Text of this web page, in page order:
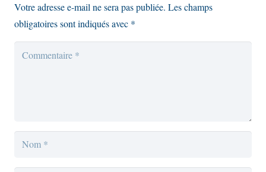
Votre adresse e-mail ne sera pas publiée. Les champs
obligatoires sont indiqués avec *